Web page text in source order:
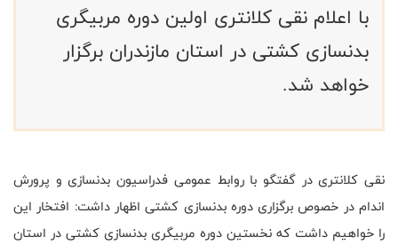
با اعلام نقی کلانتری اولین دوره مربیگری
بدنسازی کشتی در استان مازندران برگزار
خواهد شد.
نقی کلانتری در گفتگو با روابط عمومی فدراسیون بدنسازی و پرورش
اندام در خصوص برگزاری دوره بدنسازی کشتی اظهار داشت: افتخار این
را خواهیم داشت که نخستین دوره مربیگری بدنسازی کشتی در استان